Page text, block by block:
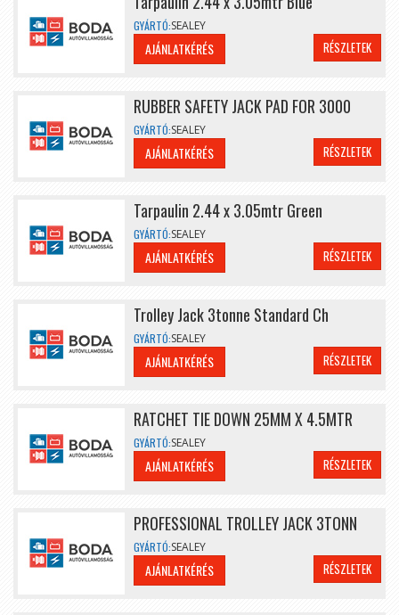
GYÁRTÓ:SEALEY
AJÁNLATKÉRÉS RÉSZLETEK
RUBBER SAFETY JACK PAD FOR 3000
GYÁRTÓ:SEALEY
AJÁNLATKÉRÉS RÉSZLETEK
Tarpaulin 2.44 x 3.05mtr Green
GYÁRTÓ:SEALEY
AJÁNLATKÉRÉS RÉSZLETEK
Trolley Jack 3tonne Standard Ch
GYÁRTÓ:SEALEY
AJÁNLATKÉRÉS RÉSZLETEK
RATCHET TIE DOWN 25MM X 4.5MTR
GYÁRTÓ:SEALEY
AJÁNLATKÉRÉS RÉSZLETEK
PROFESSIONAL TROLLEY JACK 3TONN
GYÁRTÓ:SEALEY
AJÁNLATKÉRÉS RÉSZLETEK